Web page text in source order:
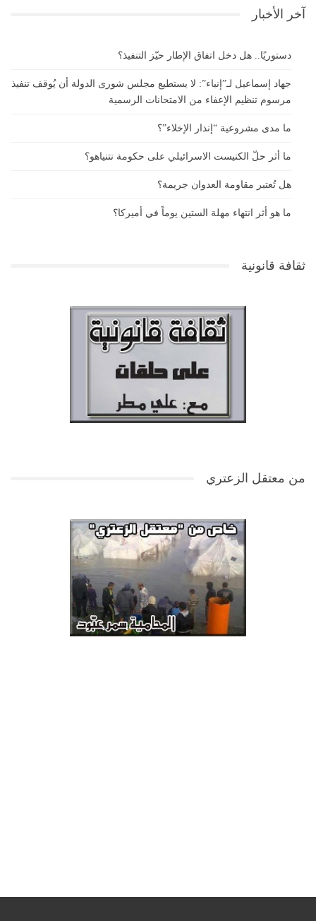
آخر الأخبار
دستوريًا.. هل دخل اتفاق الإطار حيّز التنفيذ؟
جهاد إسماعيل لـ”إنباء”: لا يستطيع مجلس شورى الدولة أن يُوقف تنفيذ
مرسوم تنظيم الإعفاء من الامتحانات الرسمية
ما مدى مشروعية “إنذار الإخلاء”؟
ما أثر حلّ الكنيست الاسرائيلي على حكومة نتنياهو؟
هل تُعتبر مقاومة العدوان جريمة؟
ما هو أثر انتهاء مهلة الستين يوماً في أميركا؟
ثقافة قانونية
من معتقل الزعتري